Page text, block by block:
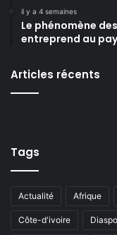
il y a 4 semaines
Le phénomène
entreprend au
Articles récents
Tags
Actualité Afrique
Côte-d'ivoire